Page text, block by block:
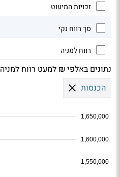
זכויות המיעוט
סך רווח נקי
רווח למניה
נתונים באלפי ₪ למעט רווח למניה
הכנסות
1,550,000
1,600,000
1,650,000